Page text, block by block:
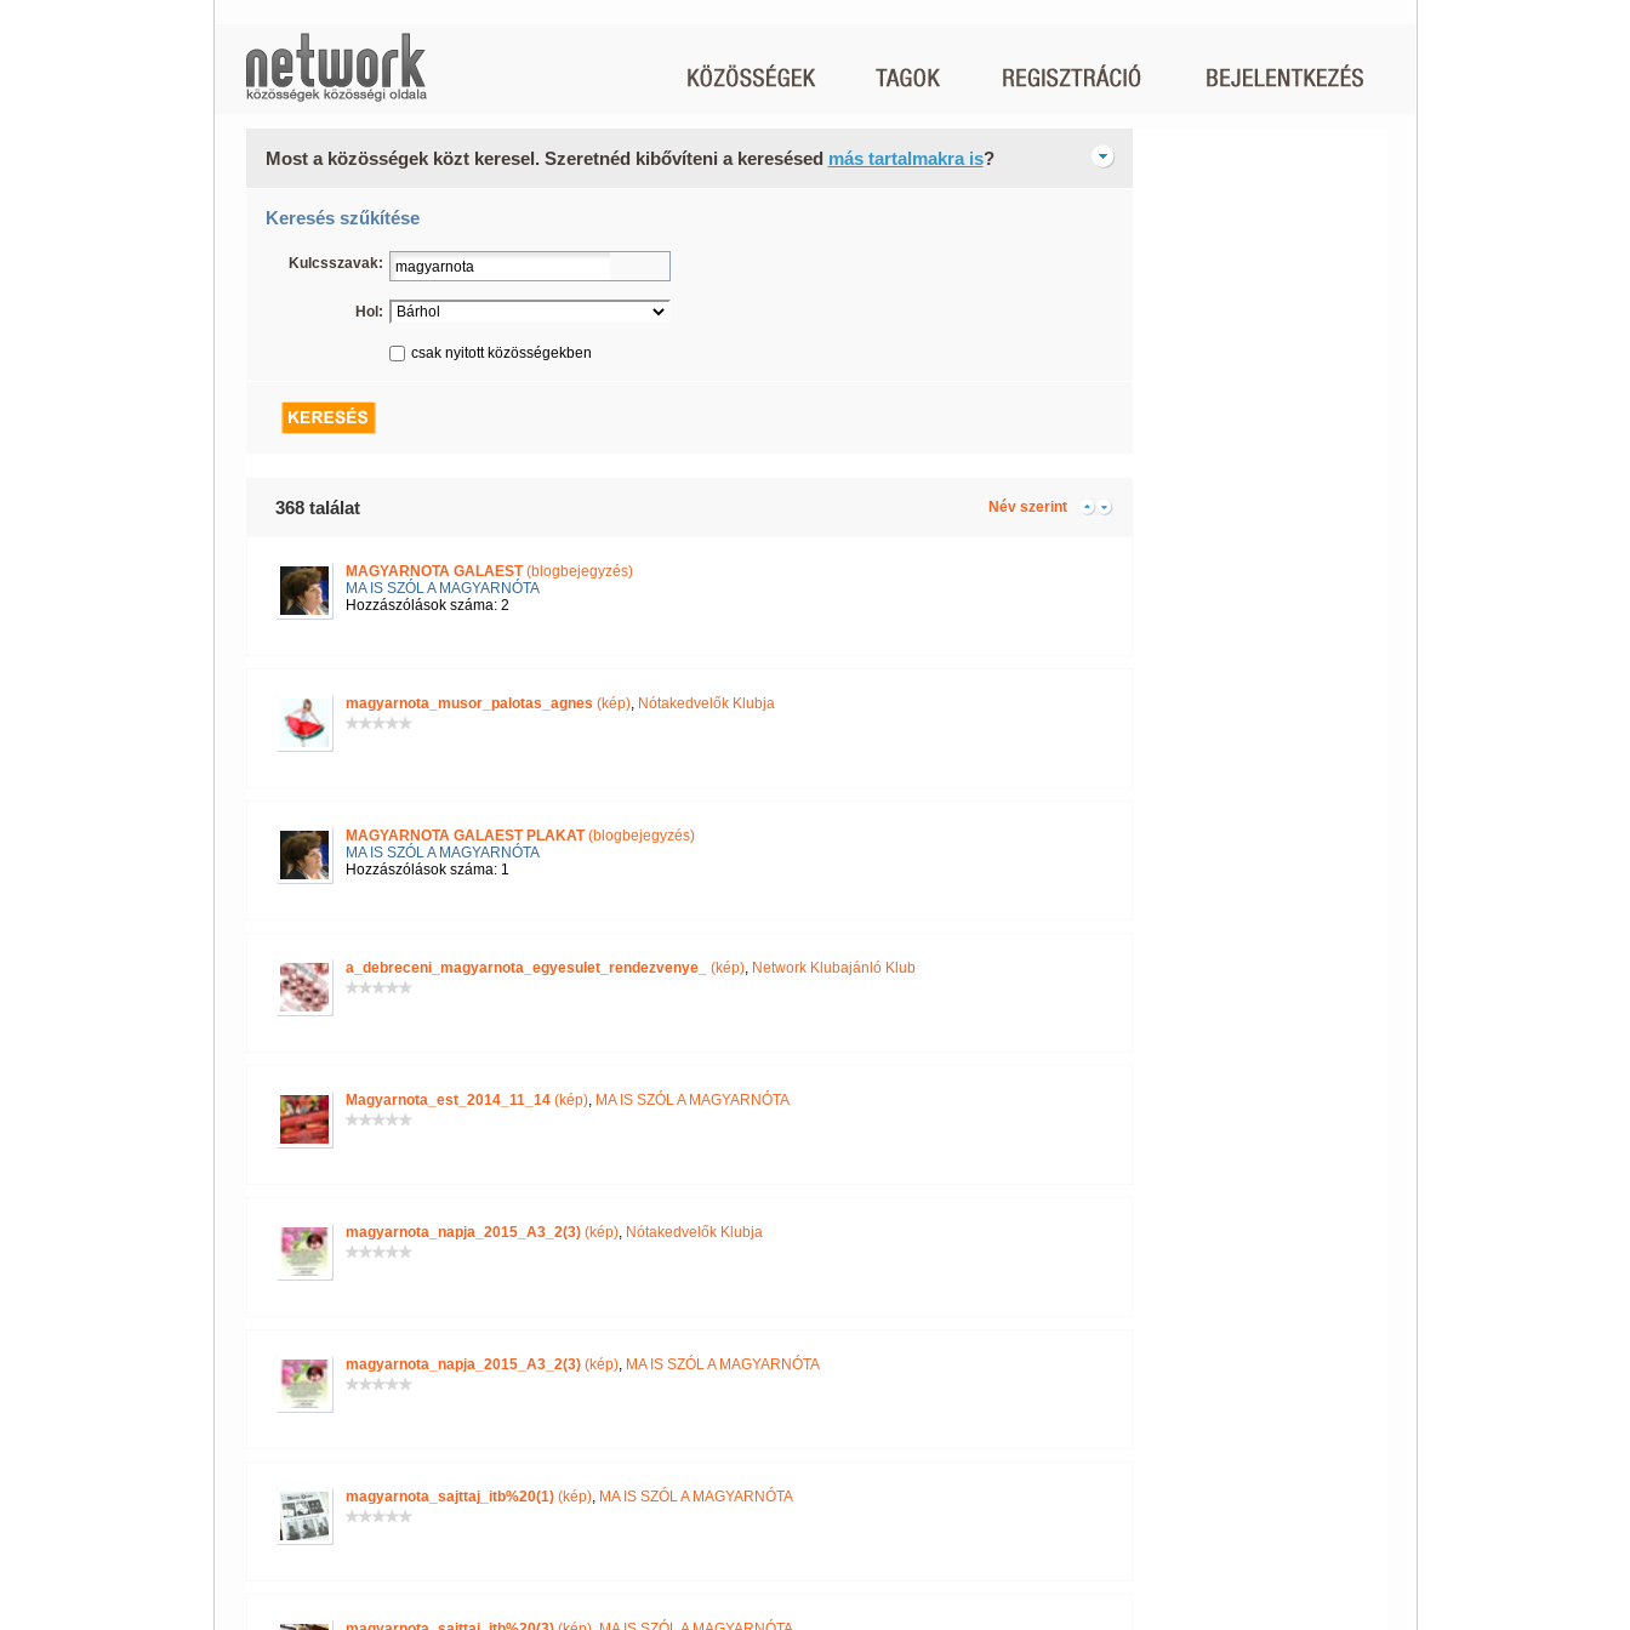
Most a közösségek közt keresel. Szeretnéd kibővíteni a keresésed más tartalmakra is?
Keresés szűkítése
Kulcsszavak:
Hol:
csak nyitott közösségekben
368 találat Név szerint
MAGYARNOTA GALAEST(blogbejegyzés)
MA IS SZÓL A MAGYARNÓTA
Hozzászólások száma: 2
magyarnota_musor_palotas_agnes (kép), Nótakedvelők Klubja
MAGYARNOTA GALAEST PLAKAT(blogbejegyzés)
MA IS SZÓL A MAGYARNÓTA
Hozzászólások száma: 1
a_debreceni_magyarnota_egyesulet_rendezvenye_ (kép), Network Klubajánló Klub
Magyarnota_est_2014_11_14(kép), MA IS SZÓL A MAGYARNÓTA
magyarnota_napja_2015_A3_2(3)(kép), Nótakedvelők Klubja
magyarnota_napja_2015_A3_2(3)(kép), MA IS SZÓL A MAGYARNÓTA
magyarnota_sajttaj_itb%20(1)(kép), MA IS SZÓL A MAGYARNÓTA